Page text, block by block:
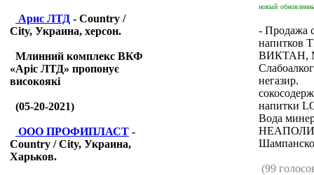
Арис ЛТД - Country /
City, Украина, херсон.
Млинний комплекс ВКФ
«Аріс ЛТД» пропонує
високоякі
(05-20-2021)
ООО ПРОФИПЛАСТ -
Country / City, Украина,
Харьков.
новый
- Продажа
ВИКТАН,
негазир.
напитки
Вода
(99